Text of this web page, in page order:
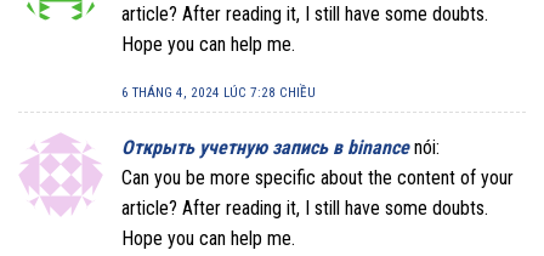
article? After reading it, I still have some doubts.
Hope you can help me.
6 THÁNG 4, 2024 LÚC 7:28 CHIỀU
Открыть учетную запись в binance nói:
Can you be more specific about the content of your
article? After reading it, I still have some doubts.
Hope you can help me.